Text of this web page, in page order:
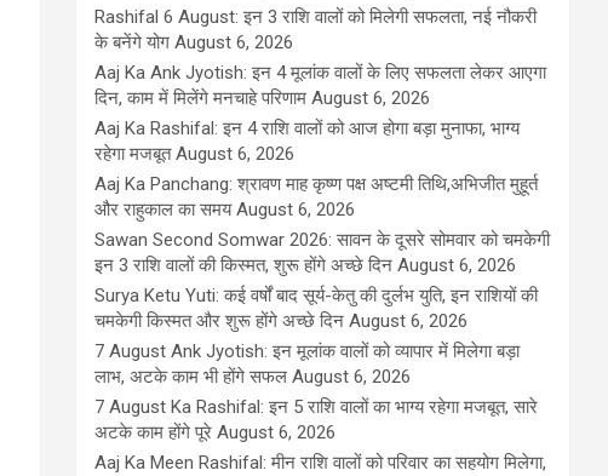
Rashifal 6 August: इन 3 राशि वालों को मिलेगी सफलता, नई नौकरी
के बनेंगे योग August 6, 2026
Aaj Ka Ank Jyotish: इन 4 मूलांक वालों के लिए सफलता लेकर आएगा
दिन, काम में मिलेंगे मनचाहे परिणाम August 6, 2026
Aaj Ka Rashifal: इन 4 राशि वालों को आज होगा बड़ा मुनाफा, भाग्य
रहेगा मजबूत August 6, 2026
Aaj Ka Panchang: श्रावण माह कृष्ण पक्ष अष्टमी तिथि,अभिजीत मुहूर्त
और राहुकाल का समय August 6, 2026
Sawan Second Somwar 2026: सावन के दूसरे सोमवार को चमकेगी
इन 3 राशि वालों की किस्मत, शुरू होंगे अच्छे दिन August 6, 2026
Surya Ketu Yuti: कई वर्षों बाद सूर्य-केतु की दुर्लभ युति, इन राशियों की
चमकेगी किस्मत और शुरू होंगे अच्छे दिन August 6, 2026
7 August Ank Jyotish: इन मूलांक वालों को व्यापार में मिलेगा बड़ा
लाभ, अटके काम भी होंगे सफल August 6, 2026
7 August Ka Rashifal: इन 5 राशि वालों का भाग्य रहेगा मजबूत, सारे
अटके काम होंगे पूरे August 6, 2026
Aaj Ka Meen Rashifal: मीन राशि वालों को परिवार का सहयोग मिलेगा,